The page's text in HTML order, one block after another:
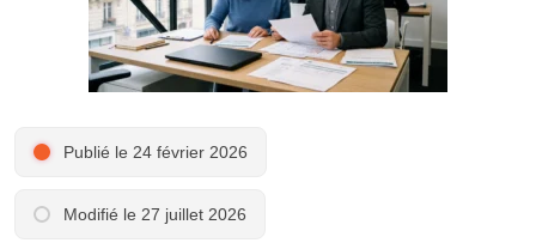
Publié le 24 février 2026
Modifié le 27 juillet 2026